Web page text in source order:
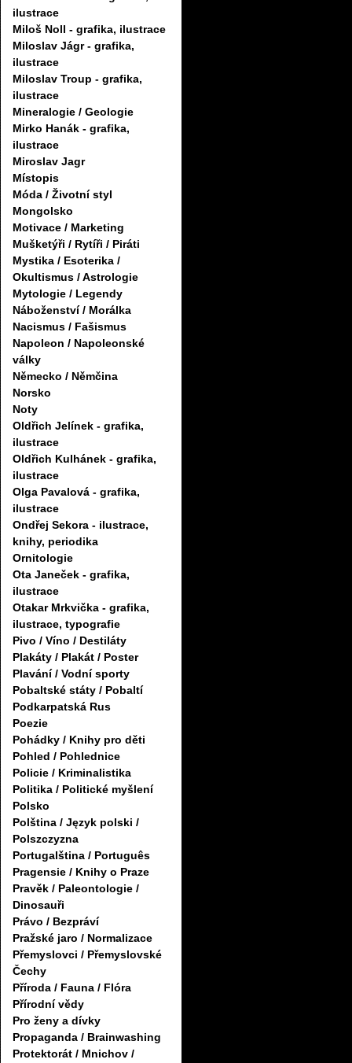
ilustrace
Miloš Noll - grafika, ilustrace
Miloslav Jágr - grafika,
ilustrace
Miloslav Troup - grafika,
ilustrace
Mineralogie / Geologie
Mirko Hanák - grafika,
ilustrace
Miroslav Jagr
Místopis
Móda / Životní styl
Mongolsko
Motivace / Marketing
Mušketýři / Rytíři / Piráti
Mystika / Esoterika /
Okultismus / Astrologie
Mytologie / Legendy
Náboženství / Morálka
Nacismus / Fašismus
Napoleon / Napoleonské
války
Německo / Němčina
Norsko
Noty
Oldřich Jelínek - grafika,
ilustrace
Oldřich Kulhánek - grafika,
ilustrace
Olga Pavalová - grafika,
ilustrace
Ondřej Sekora - ilustrace,
knihy, periodika
Ornitologie
Ota Janeček - grafika,
ilustrace
Otakar Mrkvička - grafika,
ilustrace, typografie
Pivo / Víno / Destiláty
Plakáty / Plakát / Poster
Plavání / Vodní sporty
Pobaltské státy / Pobaltí
Podkarpatská Rus
Poezie
Pohádky / Knihy pro děti
Pohled / Pohlednice
Policie / Kriminalistika
Politika / Politické myšlení
Polsko
Polština / Język polski /
Polszczyzna
Portugalština / Português
Pragensie / Knihy o Praze
Pravěk / Paleontologie /
Dinosauři
Právo / Bezpráví
Pražské jaro / Normalizace
Přemyslovci / Přemyslovské
Čechy
Příroda / Fauna / Flóra
Přírodní vědy
Pro ženy a dívky
Propaganda / Brainwashing
Protektorát / Mnichov /